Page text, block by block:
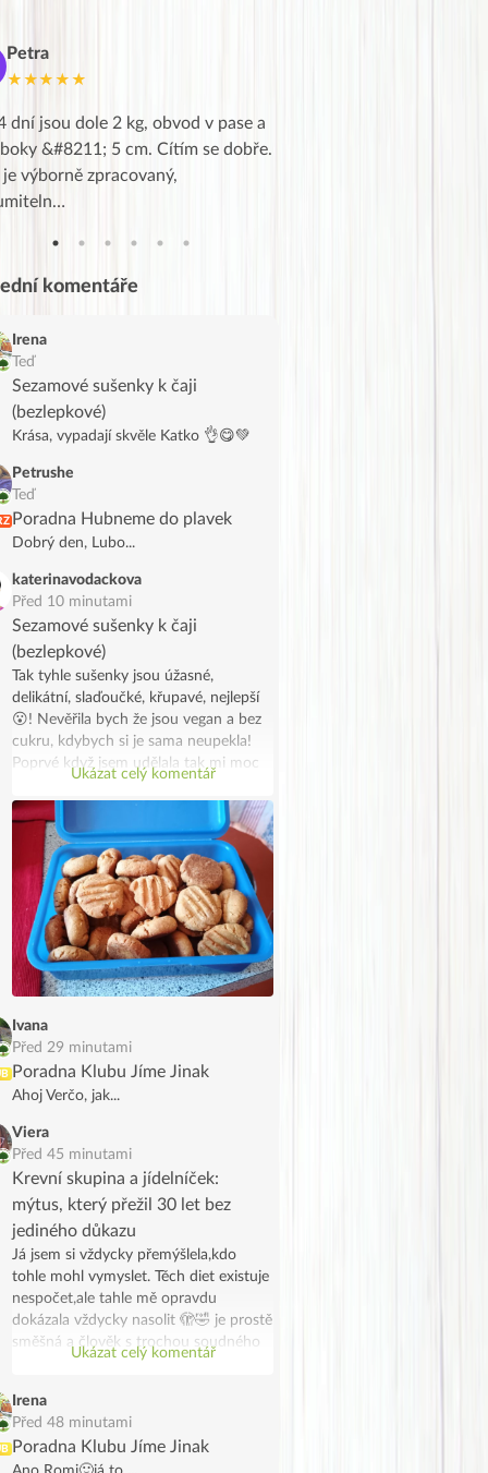
Petra
★★★★★
dní jsou dole 2 kg, obvod v pase a
&#8211; 5 cm. Cítím se dobře.
je výborně zpracovaný,
komentáře
Irena
Teď
Sezamové sušenky k čaji
(bezlepkové)
Krása, vypadají skvěle Katko 👌😋💚
Petrushe
Teď
Poradna Hubneme do plavek
Dobrý den, Lubo...
katerinavodackova
Před 10 minutami
Sezamové sušenky k čaji
(bezlepkové)
Tak tyhle sušenky jsou úžasné,
delikátní, slaďoučké, křupavé, nejlepší
😮! Nevěřila bych že jsou vegan a bez
cukru, kdybych si je sama neupekla!
Poprvé když jsem udělala tak mi moc
chutnaly, tak jsem udělala dvojitou
dávku s úpravami protože mi došlo
tahini a rýžová mouka, takže jsou z
kukuřičné mouky a z půlky z tahini a z
půlky z mandlovo kokosového másla.
A jsou snad ještě lepší! Stále se
přesvědčuji, že zdravé je dobré😁😁.
Na vánoce je slepím marmeládou jako
linecké, připomínají mi ho. Ale je
pravda, že běžným strávníkům asi
někomu můžou nechutnat), táta i
brácha říkali, že jsou hořké
Ukázat celý komentář
Ivana
Před 29 minutami
Poradna Klubu Jíme Jinak
Ahoj Verčo, jak...
Viera
Před 45 minutami
Krevní skupina a jídelníček:
mýtus, který přežil 30 let bez
jediného důkazu
Já jsem si vždycky přemýšlela,kdo
tohle mohl vymyslet. Těch diet existuje
nespočet,ale tahle mě opravdu
dokázala vždycky nasolit 🫣🤣 je prostě
směšná a člověk s trochou soudného
rozumu tomu nemůže věřit. Tvoje
máš, co strávíš lépe ani co ti „škodí“.
Lidé hubnou jen proto,ze přestanou jíst
odpadky – ne proto, že jedí podle ABO
Ukázat celý komentář
Irena
Před 48 minutami
Poradna Klubu Jíme Jinak